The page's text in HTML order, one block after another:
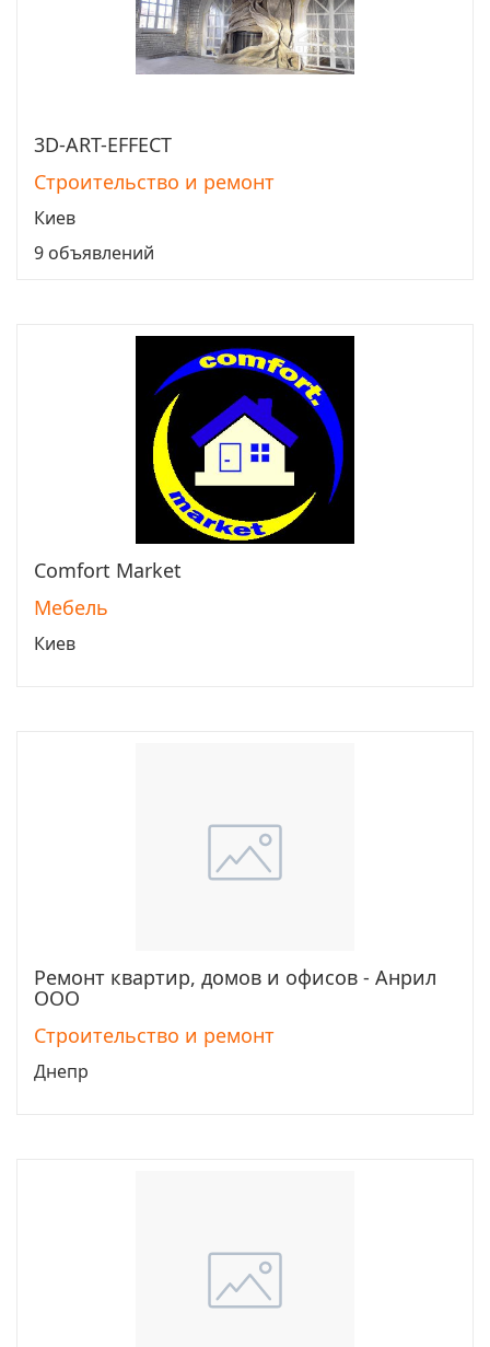
3D-ART-EFFECT
Строительство и ремонт
Киев
9 объявлений
Comfort Market
Мебель
Киев
Перейти
Ремонт квартир, домов и офисов - Анрил
ООО
Строительство и ремонт
Днепр